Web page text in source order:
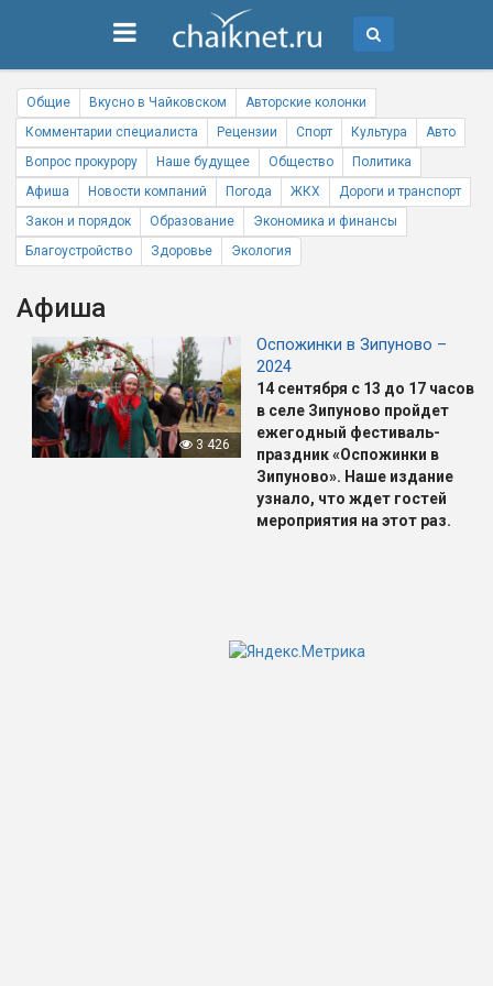
Общие Вкусно в Чайковском
Авторские колонки
Комментарии специалиста
Рецензии Спорт Культура
Авто
Вопрос прокурору
Наше будущее Общество
Политика
Афиша
Новости компаний Погода ЖКХ
Дороги и транспорт
Закон и порядок
Образование
Экономика и финансы
Благоустройство
Здоровье Экология
Афиша
3 426
Оспожинки в Зипуново –
2024
14 сентября с 13 до 17 часов
в селе Зипуново пройдет
ежегодный фестиваль-
праздник «Оспожинки в
Зипуново». Наше издание
узнало, что ждет гостей
мероприятия на этот раз.